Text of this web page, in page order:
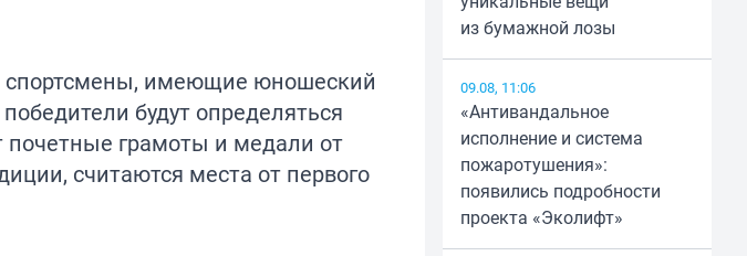
спортсмены, имеющие юношеский
будут определяться
грамоты и медали от
считаются места от первого
из бумажной лозы
09.08, 11:06
«Антивандальное
исполнение и система
пожаротушения»:
появились подробности
проекта «Эколифт»